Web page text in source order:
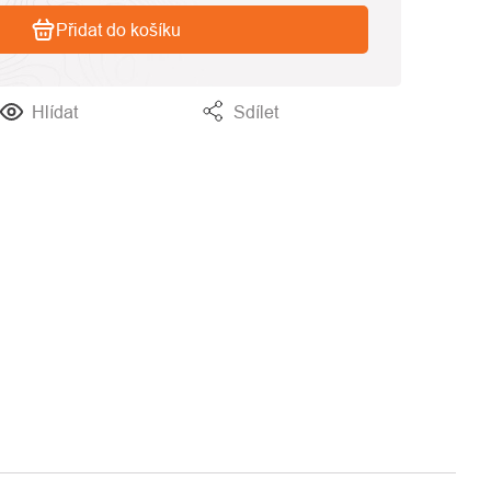
Hlídat Sdílet
Přidat do košíku